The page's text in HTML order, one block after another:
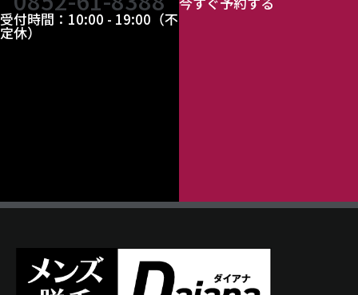
受付時間：10:00 - 19:00（不
定休）